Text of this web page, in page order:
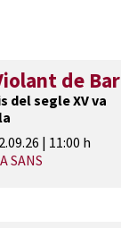
de Bar
del segle XV va
| 11:00 h
SANS